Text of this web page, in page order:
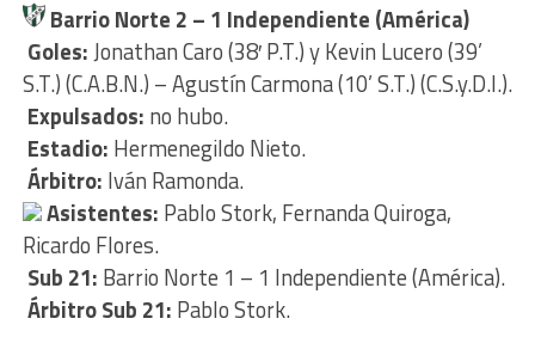
Barrio Norte 2 – 1 Independiente (América)
Goles:Jonathan Caro (38′ P.T.) y Kevin Lucero (39’
S.T.) (C.A.B.N.) – Agustín Carmona (10’ S.T.) (C.S.y.D.I.).
Expulsados: no hubo.
Estadio: Hermenegildo Nieto.
Árbitro: Iván Ramonda.
Asistentes: Pablo Stork, Fernanda Quiroga,
Ricardo Flores.
Sub 21: Barrio Norte 1 – 1 Independiente (América).
Árbitro Sub 21: Pablo Stork.